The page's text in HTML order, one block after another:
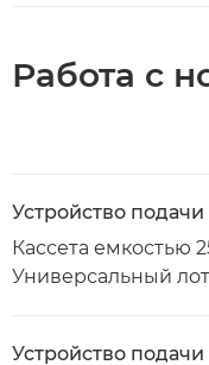
Работа с
Устройство
Кассета емкостью
Универсальный
Устройство